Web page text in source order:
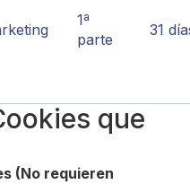
1ª
parte
31
que
(No requieren